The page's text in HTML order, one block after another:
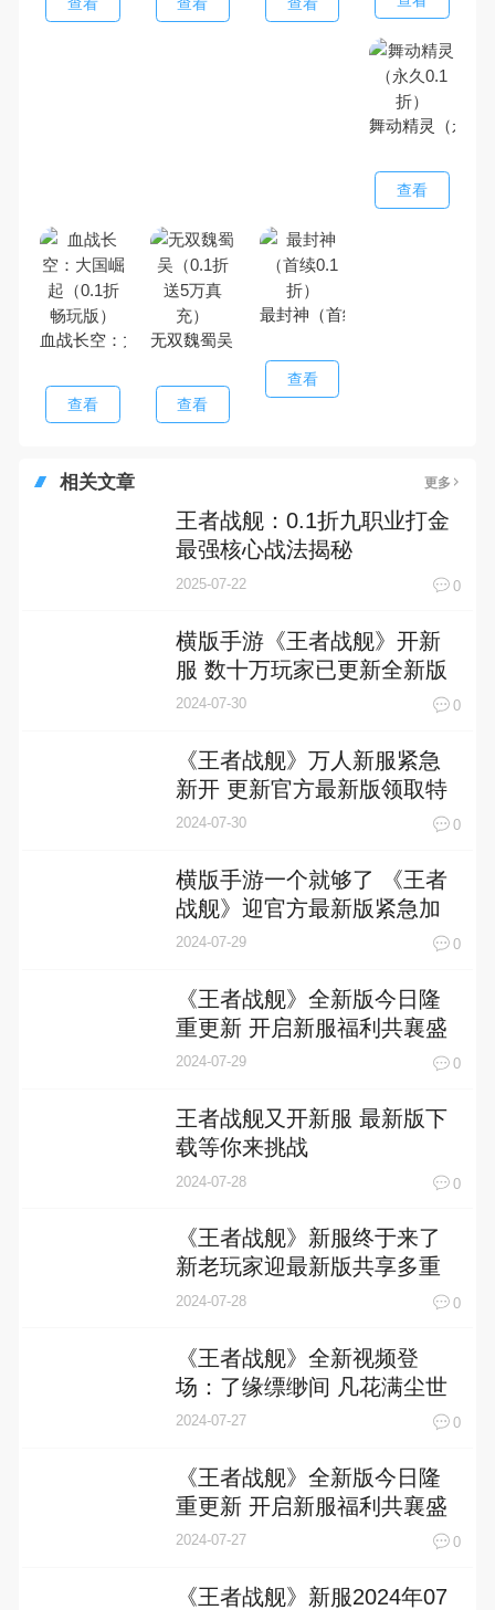
舞动精灵（永久
查看
血战长空：大国崛起（0.1折畅玩版）
查看
无双魏蜀吴（0.1折送5万真充）
查看
最封神（首续0.1折）
查看
相关文章 更多
王者战舰：0.1折九职业打金
最强核心战法揭秘
2025-07-22 0
横版手游《王者战舰》开新
服 数十万玩家已更新全新版
2024-07-30 0
《王者战舰》万人新服紧急
新开 更新官方最新版领取特
权礼遇
2024-07-30 0
横版手游一个就够了 《王者
战舰》迎官方最新版紧急加
开新服
2024-07-29 0
《王者战舰》全新版今日隆
重更新 开启新服福利共襄盛
举
2024-07-29 0
王者战舰又开新服 最新版下
载等你来挑战
2024-07-28 0
《王者战舰》新服终于来了
新老玩家迎最新版共享多重
礼包
2024-07-28 0
《王者战舰》全新视频登
场：了缘缥缈间 凡花满尘世
2024-07-27 0
《王者战舰》全新版今日隆
重更新 开启新服福利共襄盛
举
2024-07-27 0
《王者战舰》新服2024年07